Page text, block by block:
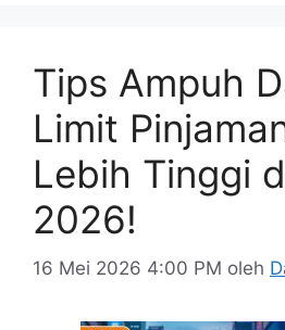
Tips Ampuh
Limit
Lebih Tinggi
2026!
16 Mei 2026 4:00 PM oleh